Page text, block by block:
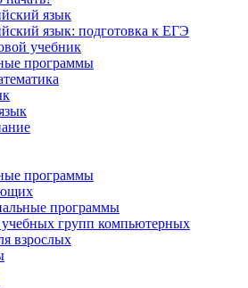
язык
язык: подготовка к ЕГЭ
учебник
программы
программы
программы
учебных групп компьютерных
взрослых